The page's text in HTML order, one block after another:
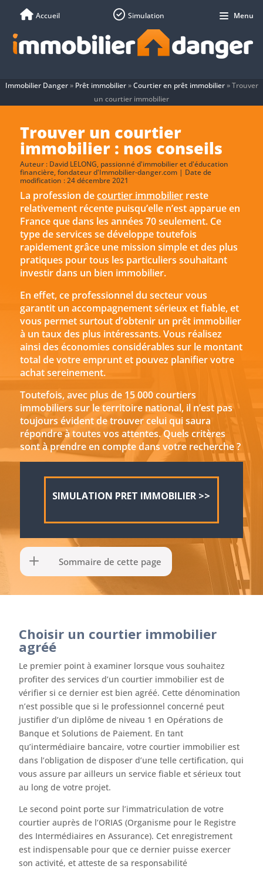
Immobilier Danger» Prêt immobilier»Courtier en prêt immobilier»Trouver
un courtier immobilier
Trouver un courtier
immobilier : nos conseils
Auteur : David LELONG, passionné d'immobilier et d'éducation
financière, fondateur d'Immobilier-danger.com | Date de
modification : 24 décembre 2021
La profession decourtier immobilierreste
relativement récente puisqu’elle n’est apparue en
France que dans les années 70 seulement. Ce
type de services se développe toutefois
rapidement grâce une mission simple et des plus
pratiques pour tous les particuliers souhaitant
investir dans un bien immobilier.
En effet, ce professionnel du secteur vous
garantit un accompagnement sérieux et fiable, et
vous permet surtout d’obtenir un prêt immobilier
à un taux des plus intéressants. Vous réalisez
ainsi des économies considérables sur le montant
total de votre emprunt et pouvez planifier votre
achat sereinement.
Toutefois, avec plus de 15 000 courtiers
immobiliers sur le territoire national, il n’est pas
toujours évident de trouver celui qui saura
répondre à toutes vos attentes. Quels critères
sont à prendre en compte dans votre recherche ?
SIMULATION PRET IMMOBILIER >>
Sommaire de cette page
Choisir un courtier immobilier
agréé
Le premier point à examiner lorsque vous souhaitez
profiter des services d’un courtier immobilier est de
vérifier si ce dernier est bien agréé. Cette dénomination
n’est possible que si le professionnel concerné peut
justifier d’un diplôme de niveau 1 en Opérations de
Banque et Solutions de Paiement. En tant
qu’intermédiaire bancaire, votre courtier immobilier est
dans l’obligation de disposer d’une telle certification, qui
vous assure par ailleurs un service fiable et sérieux tout
au long de votre projet.
Le second point porte sur l’immatriculation de votre
courtier auprès de l’ORIAS (Organisme pour le Registre
des Intermédiaires en Assurance). Cet enregistrement
est indispensable pour que ce dernier puisse exercer
son activité, et atteste de sa responsabilité
Accueil Simulation Menu